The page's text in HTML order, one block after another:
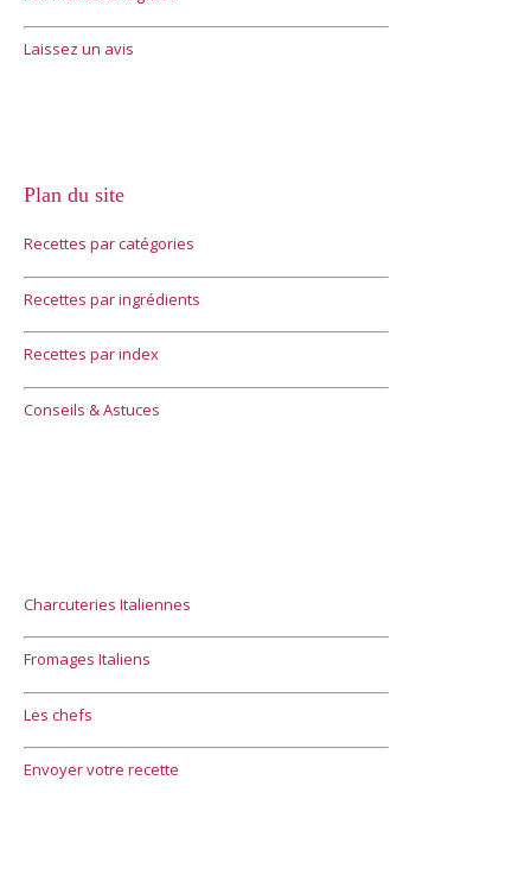
Laissez un avis
Plan du site
Recettes par catégories
Recettes par ingrédients
Recettes par index
Conseils & Astuces
Charcuteries Italiennes
Fromages Italiens
Les chefs
Envoyer votre recette